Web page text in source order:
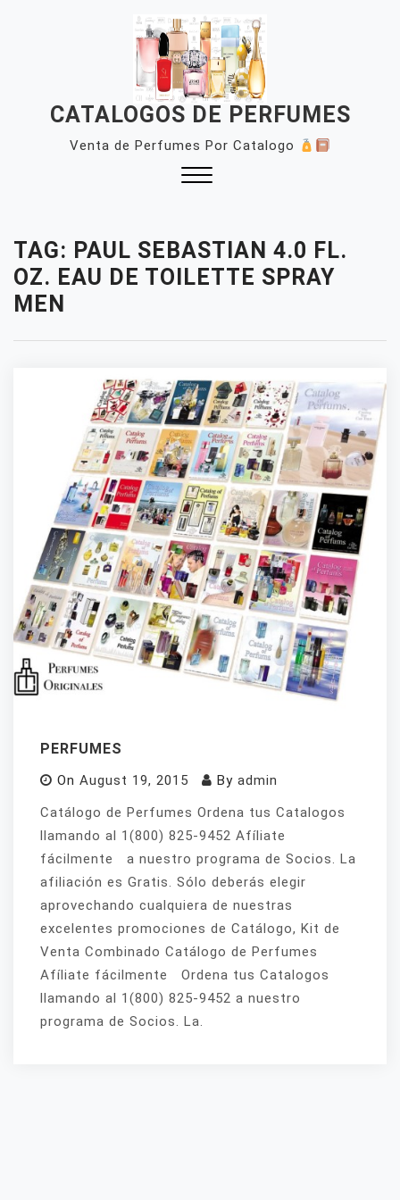
CATALOGOS DE PERFUMES
Venta de Perfumes Por Catalogo
TAG: PAUL SEBASTIAN 4.0 FL.
OZ. EAU DE TOILETTE SPRAY
MEN
PERFUMES
On August 19, 2015 By admin
Catálogo de Perfumes Ordena tus Catalogos
llamando al 1(800) 825-9452 Afíliate
fácilmente a nuestro programa de Socios. La
afiliación es Gratis. Sólo deberás elegir
aprovechando cualquiera de nuestras
excelentes promociones de Catálogo, Kit de
Venta Combinado Catálogo de Perfumes
Afíliate fácilmente Ordena tus Catalogos
llamando al 1(800) 825-9452 a nuestro
programa de Socios. La.